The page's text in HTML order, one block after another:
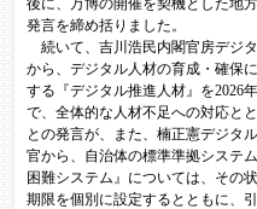
後に、万博の開催を契機とした地
発言を締め括りました。
続いて、吉川浩民内閣官房デジ
から、デジタル人材の育成・確保
する『デジタル推進人材』を2026
で、全体的な人材不足への対応と
との発言が、また、楠正憲デジタ
官から、自治体の標準準拠システ
困難システム』については、その
期限を個別に設定するとともに、